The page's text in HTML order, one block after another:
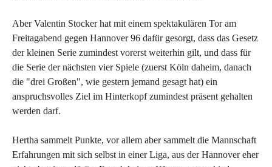
Aber Valentin Stocker hat mit einem spektakulären Tor am
Freitagabend gegen Hannover 96 dafür gesorgt, dass das Gesetz
der kleinen Serie zumindest vorerst weiterhin gilt, und dass für
die Serie der nächsten vier Spiele (zuerst Köln daheim, danach
die "drei Großen", wie gestern jemand gesagt hat) ein
anspruchsvolles Ziel im Hinterkopf zumindest präsent gehalten
werden darf.
Hertha sammelt Punkte, vor allem aber sammelt die Mannschaft
Erfahrungen mit sich selbst in einer Liga, aus der Hannover eher